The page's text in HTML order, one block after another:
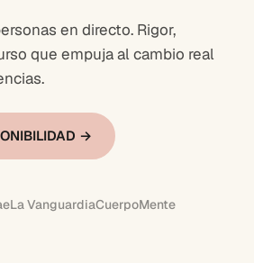
en directo. Rigor,
que empuja al cambio real
→
La VanguardiaCuerpoMente